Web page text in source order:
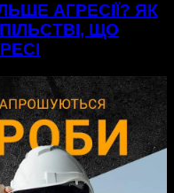
АГРЕСІЇ? ЯК
ЩО